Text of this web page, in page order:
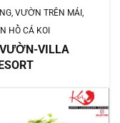
VƯỜN TRÊN MÁI
HỒ CÁ KOI
VILLA